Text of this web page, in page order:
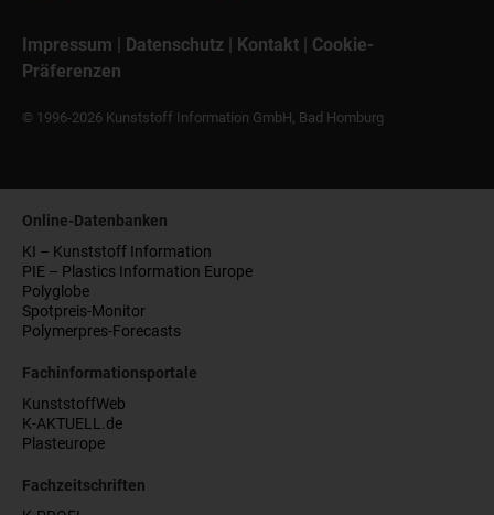
Impressum | Datenschutz | Kontakt | Cookie-
Präferenzen
© 1996-2026 Kunststoff Information GmbH, Bad Homburg
Online-Datenbanken
KI – Kunststoff Information
PIE – Plastics Information Europe
Polyglobe
Spotpreis-Monitor
Polymerpres-Forecasts
Fachinformationsportale
KunststoffWeb
K-AKTUELL.de
Plasteurope
Fachzeitschriften